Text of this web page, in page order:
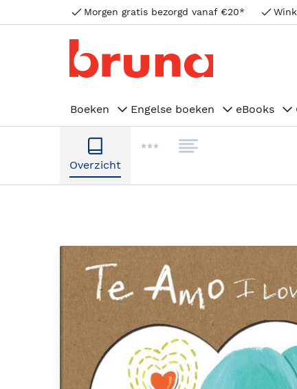
Morgen gratis bezorgd vanaf €20*
Boeken Engelse boeken eBooks
Overzicht